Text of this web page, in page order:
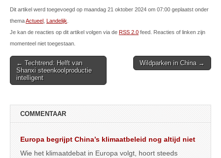
Dit artikel werd toegevoegd op maandag 21 oktober 2024 om 07:00 geplaatst onder
themaActueel Landelijk
Je kan de reacties op dit artikel volgen via de RSS 2.0 feed. Reacties of linken zijn
momenteel niet toegestaan.
Post
navigation
← Techtrend: Helft van
Shanxi steenkoolproductie
intelligent
Wildparken in China →
COMMENTAAR
Europa begrijpt China’s klimaatbeleid nog altijd niet
Wie het klimaatdebat in Europa volgt, hoort steeds